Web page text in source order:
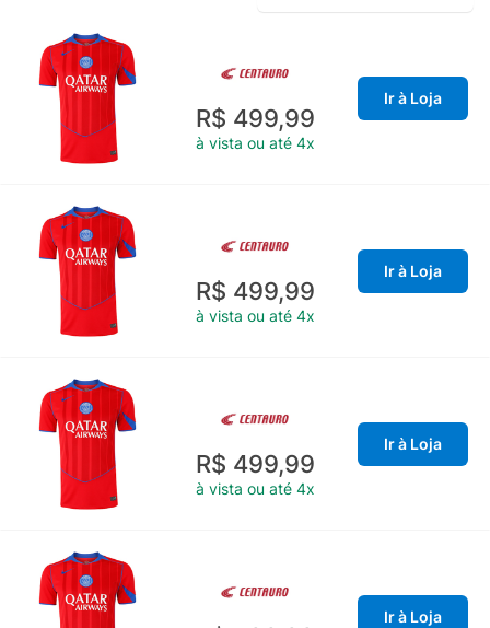
R$ 499,99
à vista ou até 4x
Ir à Loja
R$ 499,99
à vista ou até 4x
Ir à Loja
R$ 499,99
à vista ou até 4x
Ir à Loja
Ir à Loja